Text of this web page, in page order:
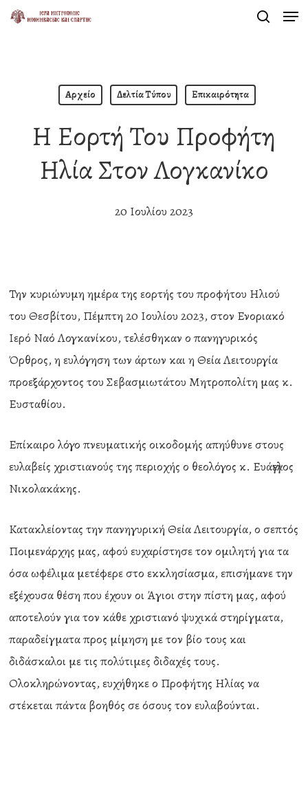
Skip
Αρχείο Δελτία Τύπου Επικαιρότητα
Η Εορτή Του Προφήτη
Ηλία Στον Λογκανίκο
20 Ιουλίου 2023
Την κυριώνυμη ημέρα της εορτής του προφήτου Ηλιού
του Θεσβίτου, Πέμπτη 20 Ιουλίου 2023, στον Ενοριακό
Ιερό Ναό Λογκανίκου, τελέσθηκαν ο πανηγυρικός
Όρθρος, η ευλόγηση των άρτων και η Θεία Λειτουργία
προεξάρχοντος του Σεβασμιωτάτου Μητροπολίτη μας κ.
Ευσταθίου.
Επίκαιρο λόγο πνευματικής οικοδομής απηύθυνε στους
ευλαβείς χριστιανούς της περιοχής ο θεολόγος κ. Ευάγγελος
Νικολακάκης.
Κατακλείοντας την πανηγυρική Θεία Λειτουργία, ο σεπτός
Ποιμενάρχης μας, αφού ευχαρίστησε τον ομιλητή για τα
όσα ωφέλιμα μετέφερε στο εκκλησίασμα, επισήμανε την
εξέχουσα θέση που έχουν οι Άγιοι στην πίστη μας, αφού
αποτελούν για τον κάθε χριστιανό ψυχικά στηρίγματα,
παραδείγματα προς μίμηση με τον βίο τους και
διδάσκαλοι με τις πολύτιμες διδαχές τους.
Ολοκληρώνοντας, ευχήθηκε ο Προφήτης Ηλίας να
στέκεται πάντα βοηθός σε όσους τον ευλαβούνται.